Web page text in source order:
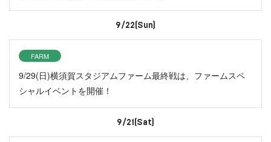
9/22(Sun)
FARM
9/29(日)横須賀スタジアムファーム最終戦は、ファームスペ
シャルイベントを開催！
9/21(Sat)